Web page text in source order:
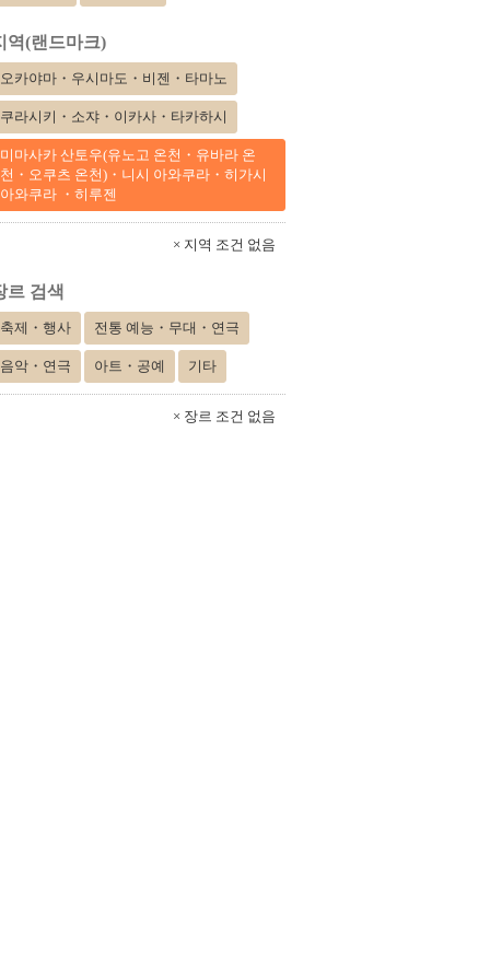
역(랜드마크)
오카야마・우시마도・비젠・타마노
쿠라시키・소쟈・이카사・타카하시
미마사카 산토우(유노고 온천・유바라 온
천・오쿠츠 온천)・니시 아와쿠라・히가시
아와쿠라 ・히루젠
× 지역 조건 없음
르 검색
축제・행사 전통 예능・무대・연극
음악・연극 아트・공예 기타
× 장르 조건 없음